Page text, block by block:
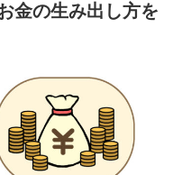
金の生み出し方を